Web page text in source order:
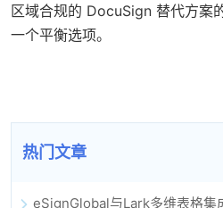
区域合规的 DocuSign 替代方案
一个平衡选项。
热门文章